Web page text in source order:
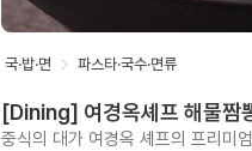
국·밥·면 파스타·국수·면류
[Dining] 여경옥셰프 해물짬
중식의 대가 여경옥 셰프의 프리미